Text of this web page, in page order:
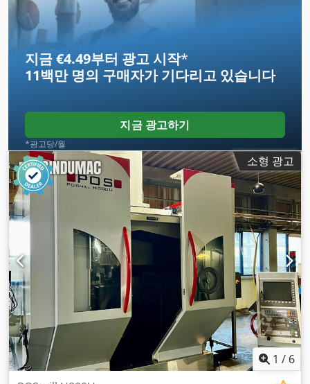
지금 €4.49부터 광고 시작*
11백만 명의 구매자가 기다리고 있습니다
지금 광고하기
*광고당/월
소형 광고
1 / 6